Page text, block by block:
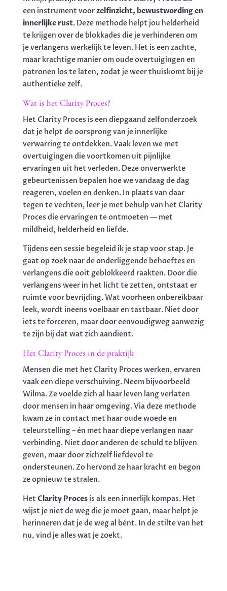
een instrument voorzelfinzicht, bewustwording en
innerlijke rust. Deze methode helpt jou helderheid
te krijgen over de blokkades die je verhinderen om
je verlangens werkelijk te leven. Het is een zachte,
maar krachtige manier om oude overtuigingen en
patronen los te laten, zodat je weer thuiskomt bij je
authentieke zelf.
Wat is het Clarity Proces?
Het Clarity Proces is een diepgaand zelfonderzoek
dat je helpt de oorsprong van je innerlijke
verwarring te ontdekken. Vaak leven we met
overtuigingen die voortkomen uit pijnlijke
ervaringen uit het verleden. Deze onverwerkte
gebeurtenissen bepalen hoe we vandaag de dag
reageren, voelen en denken. In plaats van daar
tegen te vechten, leer je met behulp van het Clarity
Proces die ervaringen te ontmoeten — met
mildheid, helderheid en liefde.
Tijdens een sessie begeleid ik je stap voor stap. Je
gaat op zoek naar de onderliggende behoeftes en
verlangens die ooit geblokkeerd raakten. Door die
verlangens weer in het licht te zetten, ontstaat er
ruimte voor bevrijding. Wat voorheen onbereikbaar
leek, wordt ineens voelbaar en tastbaar. Niet door
iets te forceren, maar door eenvoudigweg aanwezig
te zijn bij dat wat zich aandient.
Het Clarity Proces in de praktijk
Mensen die met het Clarity Proces werken, ervaren
vaak een diepe verschuiving. Neem bijvoorbeeld
Wilma. Ze voelde zich al haar leven lang verlaten
door mensen in haar omgeving. Via deze methode
kwam ze in contact met haar oude woede en
teleurstelling – én met haar diepe verlangen naar
verbinding. Niet door anderen de schuld te blijven
geven, maar door zichzelf liefdevol te
ondersteunen. Zo hervond ze haar kracht en begon
ze opnieuw te stralen​.
Het Clarity Procesis als een innerlijk kompas. Het
wijst je niet de weg die je moet gaan, maar helpt je
herinneren dat je de weg al bént. In de stilte van het
nu, vind je alles wat je zoekt.